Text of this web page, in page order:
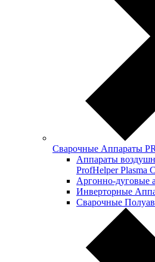
Сварочные Аппараты
Аппараты
ProfHelper Plasma
Аргонно-дуговые
Инверторные
Сварочные